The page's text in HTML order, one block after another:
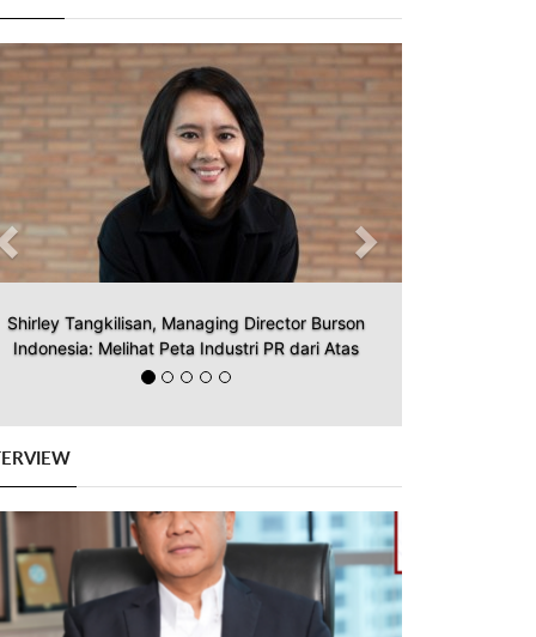
Shirley Tangkilisan, Managing Director Burson
Indonesia: Melihat Peta Industri PR dari Atas
Previous Next
Previous Next